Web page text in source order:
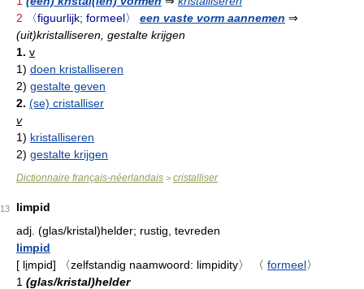
2
〈figuurlijk; formeel〉 een vaste vorm aannemen ⇒
(uit)kristalliseren, gestalte krijgen
1. v
1) doen kristalliseren
2) gestalte geven
2. (se) cristalliser
v
1) kristalliseren
2) gestalte krijgen
Dictionnaire français-néerlandais > cristalliser
13
limpid
adj. (glas/kristal)helder; rustig, tevreden
limpid
[ limpid] 〈zelfstandig naamwoord: limpidity〉 〈 formeel〉
1 (glas/kristal)helder